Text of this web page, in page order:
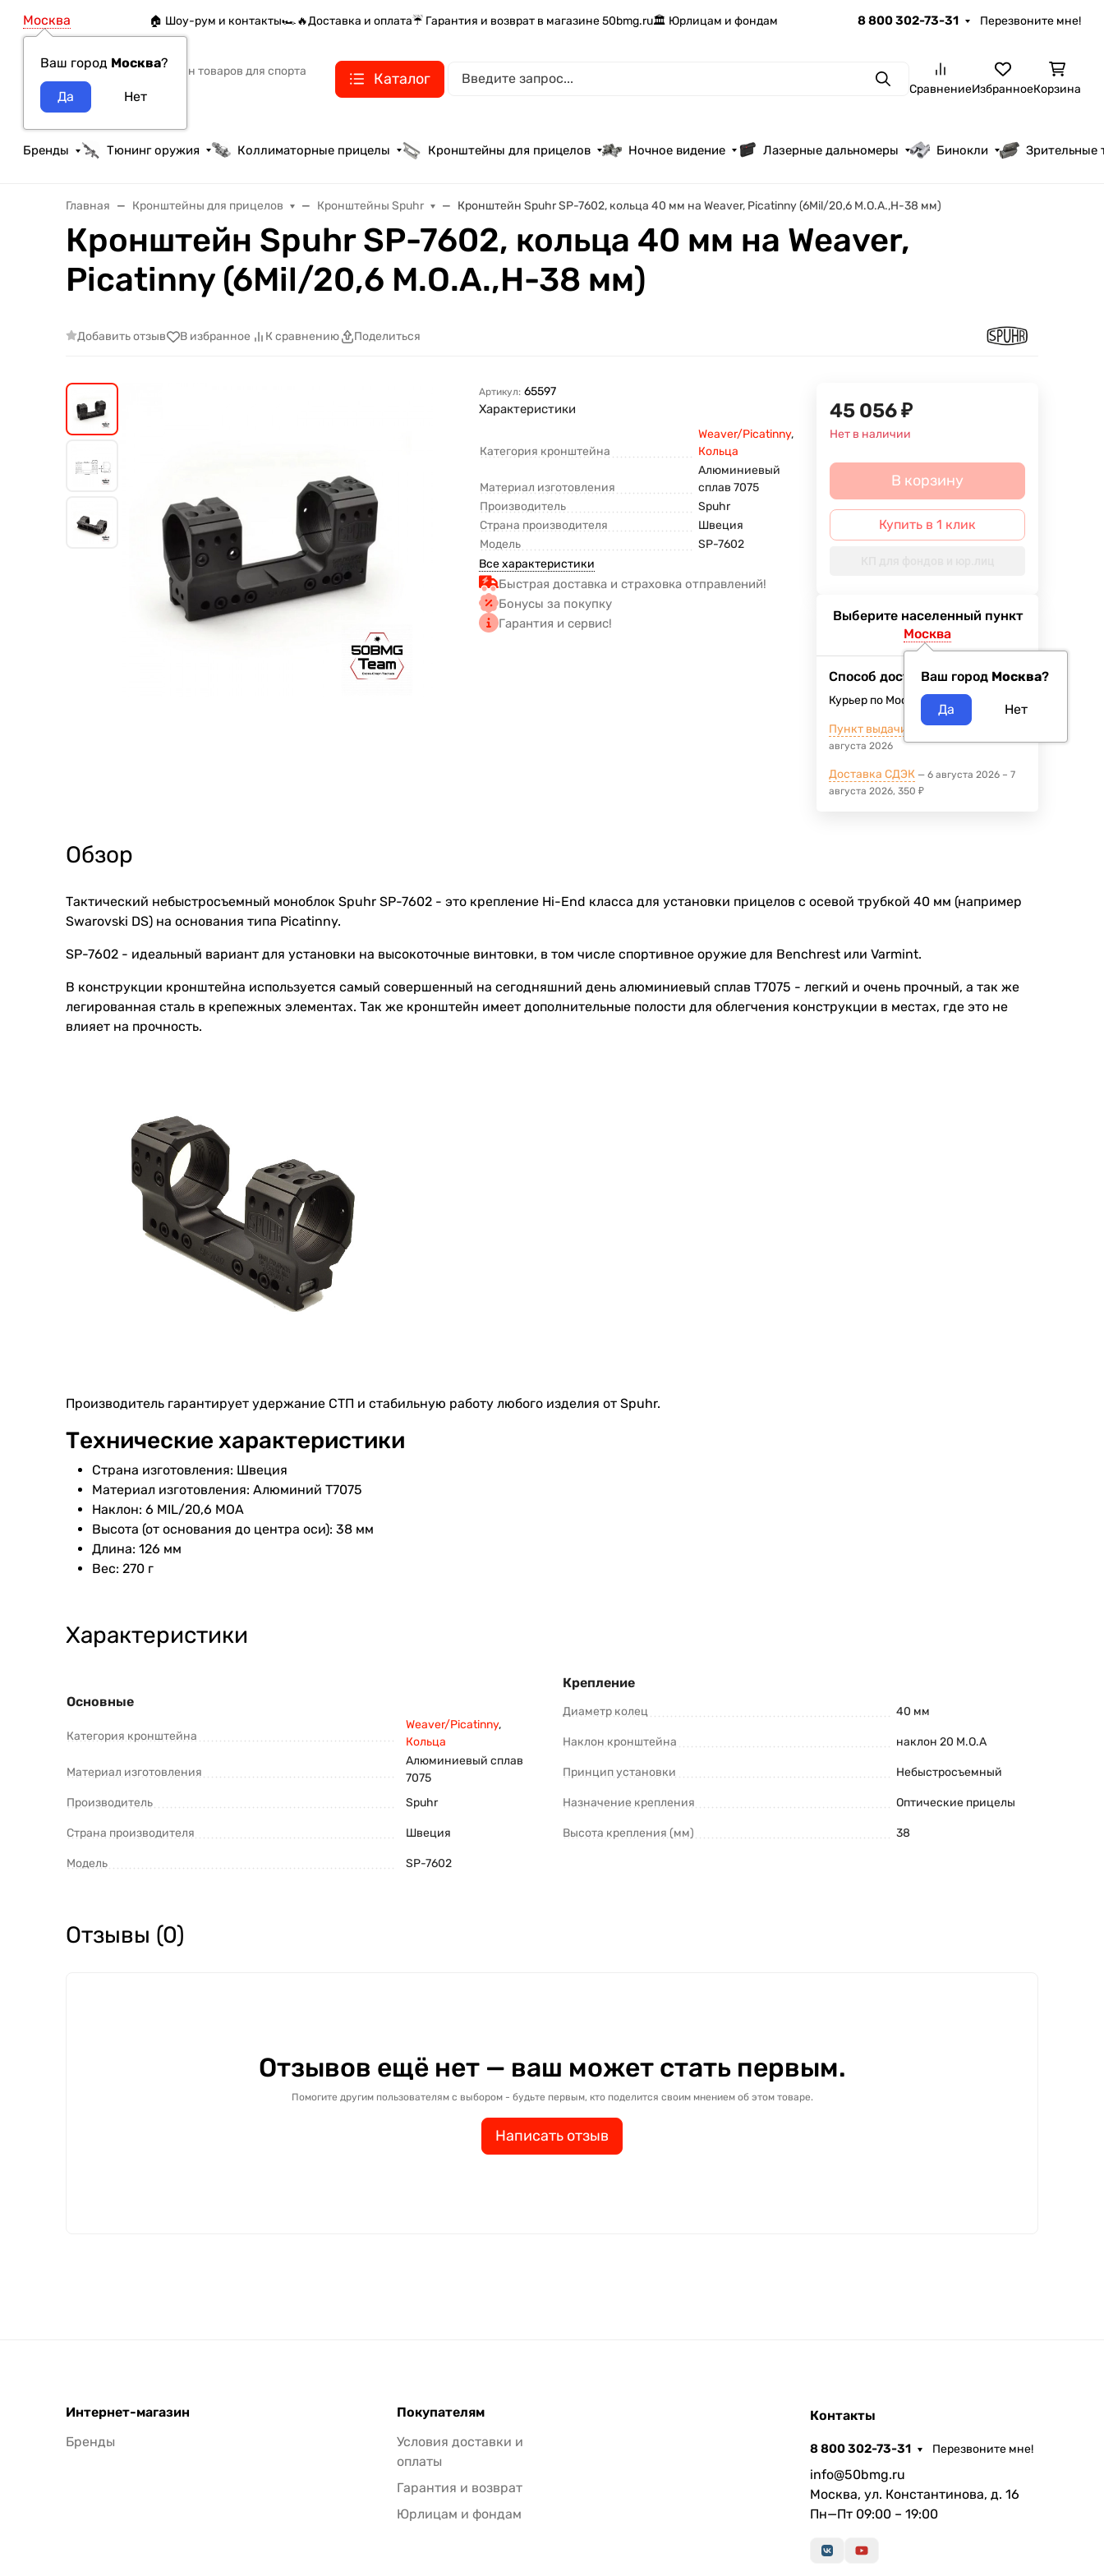
Москва
Ваш город Москва?
🏠 Шоу-рум и контакты🏎️🔥Доставка и оплата☔ Гарантия и возврат в магазине 50bmg.ru🏛️ Юрлицам и фондам 8 800 302-73-31 Перезвоните мне!
Интернет-магазин товаров для спорта
тактики и охоты
Каталог ПоискСравнениеИзбранноеКорзина
Бренды Тюнинг оружия Коллиматорные прицелы Кронштейны для прицелов Ночное видение Лазерные дальномеры Бинокли Зрительные
Главная Кронштейны для прицелов Кронштейны Spuhr Кронштейн Spuhr SP-7602, кольца 40 мм на Weaver, Picatinny (6Mil/20,6 M.O.A.,H-38 мм)
Кронштейн Spuhr SP-7602, кольца 40 мм на Weaver,
Picatinny (6Mil/20,6 M.O.A.,H-38 мм)
Добавить отзыв В избранное К сравнению Поделиться
Артикул: 65597
Характеристики
Категория кронштейна
Weaver/Picatinny,
Кольца
Материал изготовления
Алюминиевый
сплав 7075
Производитель
Spuhr
Страна производителя
Швеция
Модель
SP-7602
Все характеристики
Быстрая доставка и страховка отправлений!
Бонусы за покупку
Гарантия и сервис!
45 056₽
Нет в наличии
В корзину
Купить в 1 клик
Выберите населенный пункт
Москва
Ваш город Москва?
Способ доставки
Курьер по Москве Завтра
Пункт выдачи заказов м.ВДНХ
августа 2026
Доставка СДЭК 6 августа 2026 – 7
августа 2026 350₽
Обзор
Тактический небыстросъемный моноблок Spuhr SP-7602 - это крепление Hi-End класса для установки прицелов с осевой трубкой 40 мм (например
Swarovski DS) на основания типа Picatinny.
SP-7602 - идеальный вариант для установки на высокоточные винтовки, в том числе спортивное оружие для Benchrest или Varmint.
В конструкции кронштейна используется самый совершенный на сегодняшний день алюминиевый сплав T7075 - легкий и очень прочный, а так же
легированная сталь в крепежных элементах. Так же кронштейн имеет дополнительные полости для облегчения конструкции в местах, где это не
влияет на прочность.
Производитель гарантирует удержание СТП и стабильную работу любого изделия от Spuhr.
Технические характеристики
Страна изготовления: Швеция
Материал изготовления: Алюминий Т7075
Наклон: 6 MIL/20,6 MOA
Высота (от основания до центра оси): 38 мм
Длина: 126 мм
Вес: 270 г
Характеристики
Основные
Категория кронштейна
Weaver/Picatinny,
Кольца
Материал изготовления
Алюминиевый сплав
7075
Производитель
Spuhr
Страна производителя Швеция
Модель SP-7602
Крепление
Диаметр колец 40 мм
Наклон кронштейна наклон 20 M.O.A
Принцип установки Небыстросъемный
Назначение крепления Оптические прицелы
Высота крепления (мм) 38
Отзывы (0)
Отзывов ещё нет — ваш может стать первым.
Помогите другим пользователям с выбором - будьте первым, кто поделится своим мнением об этом товаре.
Написать отзыв
Интернет-магазин
Бренды
Покупателям
Условия доставки и
оплаты
Гарантия и возврат
Юрлицам и фондам
Контакты
8 800 302-73-31 Перезвоните мне!
info@50bmg.ru
Москва, ул. Константинова, д. 16
Пн—Пт 09:00 – 19:00